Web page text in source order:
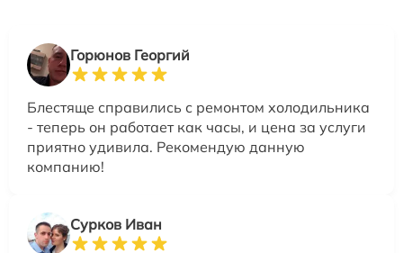
Горюнов Георгий
Блестяще справились с ремонтом холодильника
- теперь он работает как часы, и цена за услуги
приятно удивила. Рекомендую данную
компанию!
Сурков Иван